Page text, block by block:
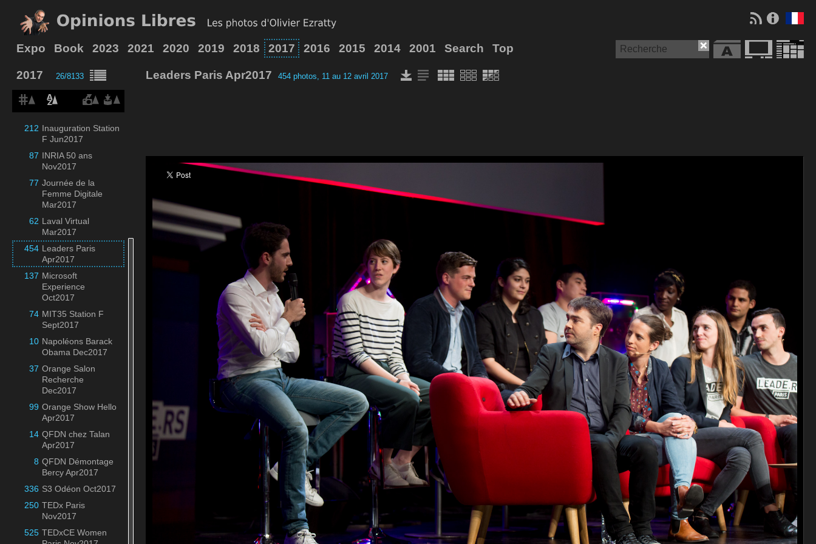
Expo Book 2023 2021 2020 2019 2018 2017 2016 2015 2014 2001 Search Top
2017 26/8133
477
Mai2017
191 Foire de Paris
Apr2017
Ville de Paris
512
Hello Tomorrow
Oct2017
212 Inauguration Station
F Jun2017
87 INRIA 50 ans
Nov2017
77 Journée de la
Femme Digitale
Mar2017
62 Laval Virtual
Mar2017
454 Leaders Paris
Apr2017
137 Microsoft
Experience
Oct2017
74 MIT35 Station F
Sept2017
10 Napoléons Barack
Obama Dec2017
37 Orange Salon
Recherche
Dec2017
99 Orange Show Hello
Apr2017
14 QFDN chez Talan
Apr2017
8 QFDN Démontage
Bercy Apr2017
336 S3 Odéon Oct2017
250 TEDx Paris
Nov2017
525 TEDxCE Women
Leaders Paris Apr2017 454 photos, 11 au 12 avril 2017